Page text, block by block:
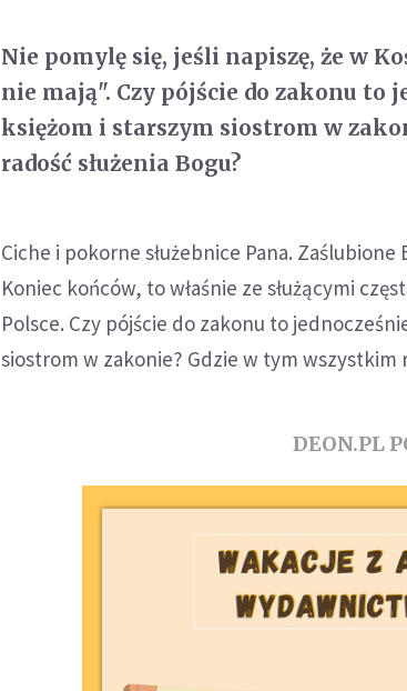
Nie pomylę się, jeśli napiszę, że w
nie mają". Czy pójście do zakonu to
księżom i starszym siostrom w
radość służenia Bogu?
Ciche i pokorne służebnice Pana. Zaślubione
Koniec końców, to właśnie ze służącymi
Polsce. Czy pójście do zakonu to
siostrom w zakonie? Gdzie w tym wszystkim
DEON.PL